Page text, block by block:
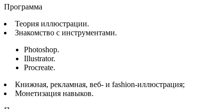
Программа
Теория иллюстрации.
Знакомство с инструментами.
Photoshop.
Illustrator.
Procreate.
Книжная, рекламная, веб- и fashion-иллюстрация;
Монетизация навыков.